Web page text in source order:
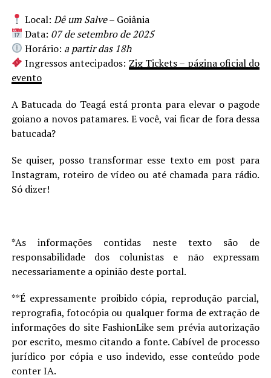
Local: Dê um Salve– Goiânia
Data: 07 de setembro de 2025
Horário: a partir das 18h
Ingressos antecipados: Zig Tickets – página oficial do
evento
A Batucada do Teagá está pronta para elevar o pagode
goiano a novos patamares. E você, vai ficar de fora dessa
batucada?
Se quiser, posso transformar esse texto em post para
Instagram, roteiro de vídeo ou até chamada para rádio.
Só dizer!
*As informações contidas neste texto são de
responsabilidade dos colunistas e não expressam
necessariamente a opinião deste portal.
**É expressamente proibido cópia, reprodução parcial,
reprografia, fotocópia ou qualquer forma de extração de
informações do site FashionLike sem prévia autorização
por escrito, mesmo citando a fonte. Cabível de processo
jurídico por cópia e uso indevido, esse conteúdo pode
conter IA.